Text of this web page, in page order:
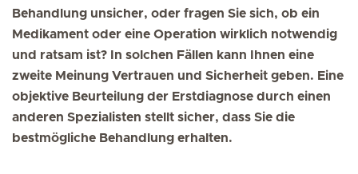
Behandlung unsicher, oder fragen Sie sich, ob ein
Medikament oder eine Operation wirklich notwendig
und ratsam ist? In solchen Fällen kann Ihnen eine
zweite Meinung Vertrauen und Sicherheit geben. Eine
objektive Beurteilung der Erstdiagnose durch einen
anderen Spezialisten stellt sicher, dass Sie die
bestmögliche Behandlung erhalten.